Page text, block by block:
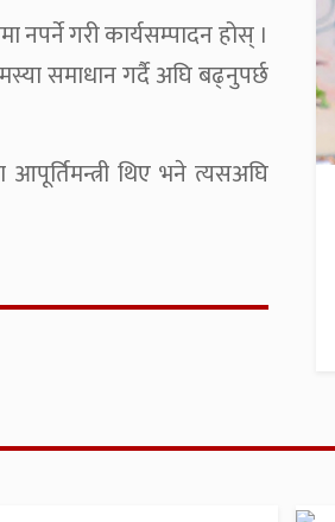
नपर्ने गरी कार्यसम्पादन होस् ।
समाधान गर्दै अघि बढ्नुपर्छ
आपूर्तिमन्त्री थिए भने त्यसअघि